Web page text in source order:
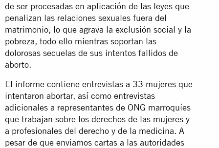
de ser procesadas en aplicación de las leyes que
penalizan las relaciones sexuales fuera del
matrimonio, lo que agrava la exclusión social y la
pobreza, todo ello mientras soportan las
dolorosas secuelas de sus intentos fallidos de
aborto.
El informe contiene entrevistas a 33 mujeres que
intentaron abortar, así como entrevistas
adicionales a representantes de ONG marroquíes
que trabajan sobre los derechos de las mujeres y
a profesionales del derecho y de la medicina. A
pesar de que enviamos cartas a las autoridades